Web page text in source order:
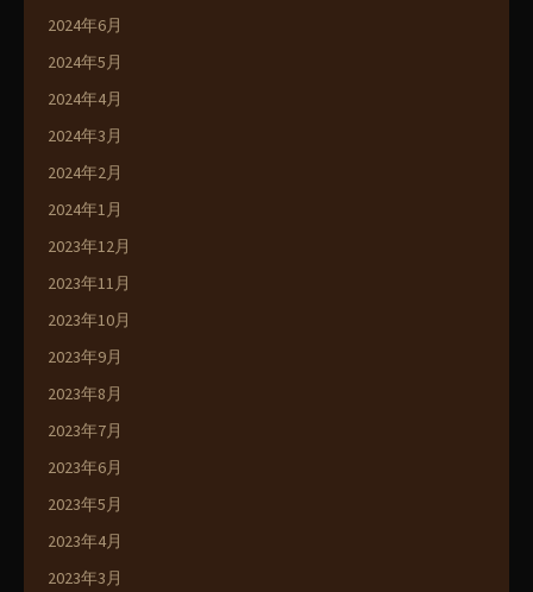
2024年6月
2024年5月
2024年4月
2024年3月
2024年2月
2024年1月
2023年12月
2023年11月
2023年10月
2023年9月
2023年8月
2023年7月
2023年6月
2023年5月
2023年4月
2023年3月